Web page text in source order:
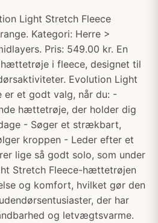
Light Stretch Fleece
Kategori: Herre >
Pris: 549.00 kr. En
i fleece, designet til
Evolution Light
er et godt valg, når du: -
hættetrøje, der holder dig
- Søger et strækbart,
kroppen - Leder efter et
lige så godt solo, som under
Stretch Fleece-hættetrøjen
og komfort, hvilket gør den
der har
og letvægtsvarme.